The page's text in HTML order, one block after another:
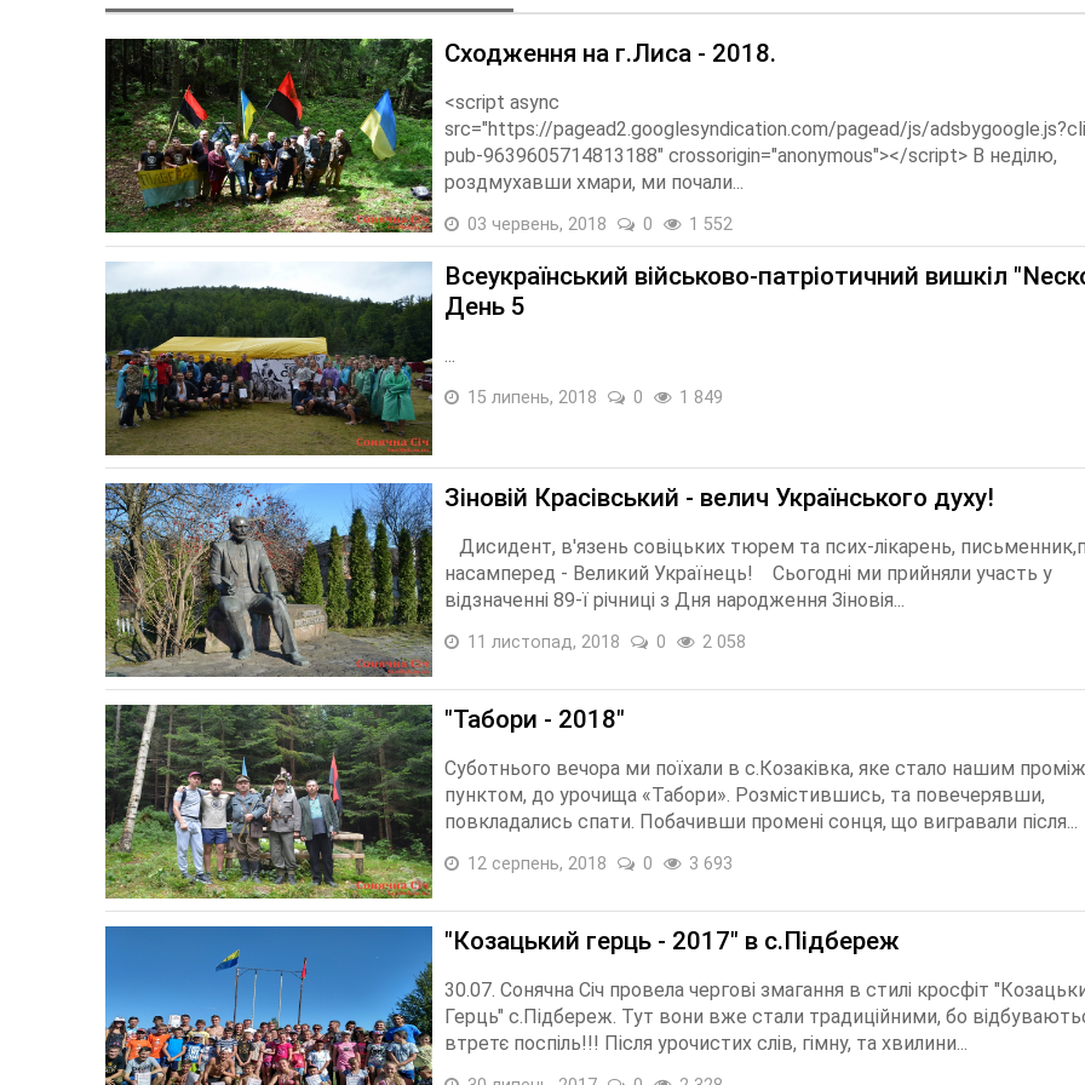
Сходження на г.Лиса - 2018.
<script async
src="https://pagead2.googlesyndication.com/pagead/js/
pub-9639605714813188" crossorigin="anonymous"></script> В неділю,
роздмухавши хмари, ми почали...
03 червень, 2018 0 1 552
Всеукраїнський військово-патріотичний вишкіл
День 5
...
15 липень, 2018 0 1 849
Зіновій Красівський - велич Українського духу!
Дисидент, в'язень совіцьких тюрем та псих-лікарень,
насамперед - Великий Українець! Сьогодні ми прийняли участь у
відзначенні 89-ї річниці з Дня народження Зіновія...
11 листопад, 2018 0 2 058
"Табори - 2018"
Суботнього вечора ми поїхали в с.Козаківка, яке стало нашим
пунктом, до урочища «Табори». Розмістившись, та повечерявши,
повкладались спати. Побачивши промені сонця, що вигравали після...
12 серпень, 2018 0 3 693
"Козацький герць - 2017" в с.Підбереж
30.07. Сонячна Січ провела чергові змагання в стилі кросфіт
Герць" с.Підбереж. Тут вони вже стали традиційними, бо
втретє поспіль!!! Після урочистих слів, гімну, та хвилини...